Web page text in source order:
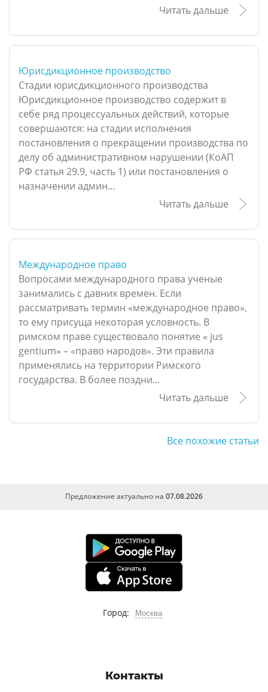
Читать дальше
Юрисдикционное производство
Стадии юрисдикционного производства
Юрисдикционное производство содержит в
себе ряд процессуальных действий, которые
совершаются: на стадии исполнения
постановления о прекращении производства по
делу об административном нарушении (КоАП
РФ статья 29.9, часть 1) или постановления о
назначении админ...
Читать дальше
Международное право
Вопросами международного права ученые
занимались с давних времен. Если
рассматривать термин «международное право»,
то ему присуща некоторая условность. В
римском праве существовало понятие « jus
gentium» – «право народов». Эти правила
применялись на территории Римского
государства. В более поздни...
Читать дальше
Все похожие статьи
Предложение актуально на 07.08.2026
Город: Москва
Контакты